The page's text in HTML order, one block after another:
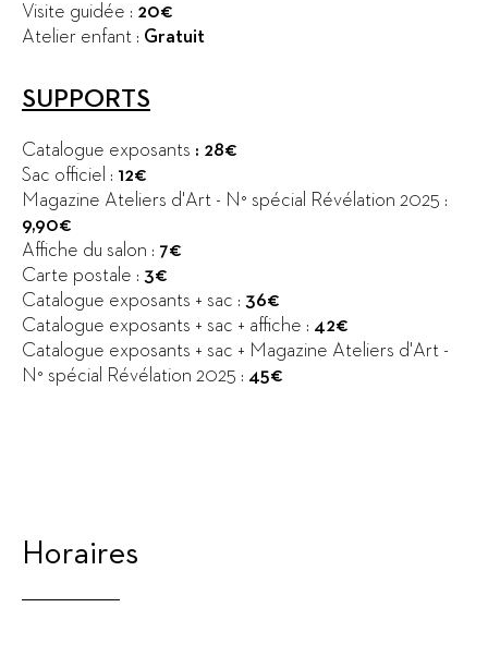
Visite guidée : 20€
Atelier enfant : Gratuit
SUPPORTS
Catalogue exposants : 28€
Sac officiel : 12€
Magazine Ateliers d'Art - N° spécial Révélation 2025 :
9,90€
Affiche du salon : 7€
Carte postale : 3€
Catalogue exposants + sac : 36€
Catalogue exposants + sac + affiche : 42€
Catalogue exposants + sac + Magazine Ateliers d'Art -
N° spécial Révélation 2025 : 45€
Horaires